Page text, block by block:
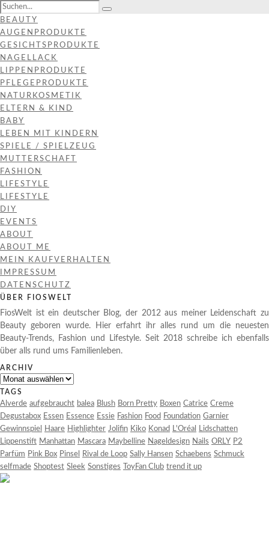
BEAUTY
AUGENPRODUKTE
GESICHTSPRODUKTE
NAGELLACK
LIPPENPRODUKTE
PFLEGEPRODUKTE
NATURKOSMETIK
ELTERN & KIND
BABY
LEBEN MIT KINDERN
SPIELE / SPIELZEUG
MUTTERSCHAFT
FASHION
LIFESTYLE
LIFESTYLE
DIY
EVENTS
ABOUT
ABOUT ME
MEIN KAUFVERHALTEN
IMPRESSUM
DATENSCHUTZ
ÜBER FIOSWELT
FiosWelt ist ein deutscher Blog, der 2012 aus meiner Leidenschaft zu
Beauty geboren wurde. Hier erfahrt ihr alles rund um die neuesten
Beauty-Trends, Fashion und Lifestyle. Seit 2018 schreibe ich ebenfalls
über alls rund ums Familienleben.
ARCHIV
Archiv
TAGS
Alverde aufgebraucht balea Blush Born Pretty Boxen Catrice Creme
Degustabox Essen Essence Essie Fashion Food Foundation Garnier
Gewinnspiel
Haare Highlighter Jolifin Kiko Konad L'Oréal
Lidschatten
Lippenstift Manhattan Mascara Maybelline Nageldesign Nails ORLY P2
Parfüm Pink Box Pinsel Rival de Loop Sally Hansen Schaebens Schmuck
selfmade Shoptest Sleek Sonstiges ToyFan Club trend it up